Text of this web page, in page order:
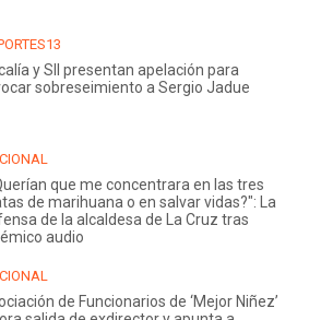
y SII presentan apelación para
sobreseimiento a Sergio Jadue
que me concentrara en las tres
de marihuana o en salvar vidas?": La
de la alcaldesa de La Cruz tras
audio
de Funcionarios de ‘Mejor Niñez’